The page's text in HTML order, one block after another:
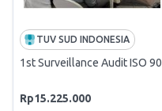
TUV SUD INDONESIA
1st Surveillance Audit ISO
Rp15.225.000